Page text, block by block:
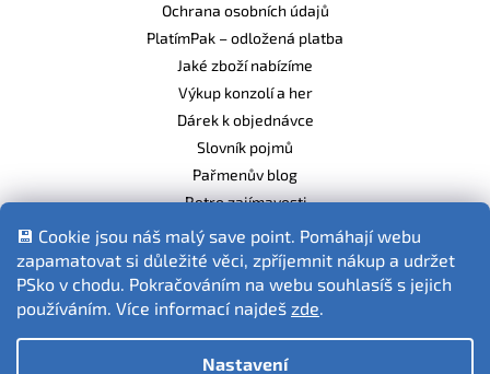
💾 Cookie jsou náš malý save point. Pomáhají webu
zapamatovat si důležité věci, zpříjemnit nákup a udržet
PSko v chodu. Pokračováním na webu souhlasíš s jejich
používáním. Více informací najdeš zde.
Nastavení
Ochrana osobních údajů
PlatímPak – odložená platba
Jaké zboží nabízíme
Výkup konzolí a her
Dárek k objednávce
Slovník pojmů
Pařmenův blog
Retro zajímavosti
Balíme ekologicky
Fotografie produktů jsou ilustrativní.